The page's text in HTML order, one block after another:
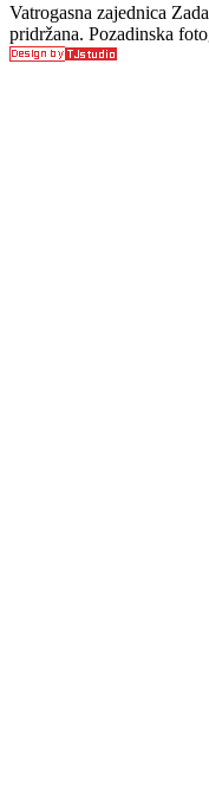
Vatrogasna zajednica
pridržana. Pozadinska